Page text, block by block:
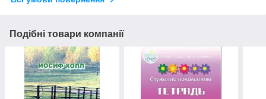
Подібні товари компанії